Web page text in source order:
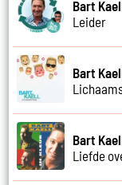
Bart
Leider
Bart
Bart
Liefde